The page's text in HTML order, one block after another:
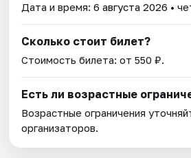
Дата и время:6 августа 2026 •
Сколько стоит билет?
Стоимость билета: от 550 ₽.
Есть ли возрастные
Возрастные ограничения
организаторов.